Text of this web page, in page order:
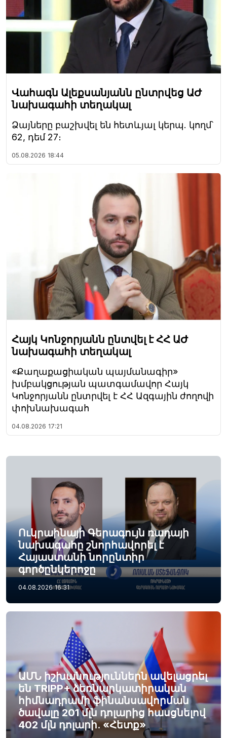
Վահագն Ալեքսանյանն ընտրվեց ԱԺ
նախագահի տեղակալ
Ձայները բաշխվել են հետևյալ կերպ. կողմ՝
62, դեմ 27։
05.08.2026 18:44
Հայկ Կոնջորյանն ընտվել է ՀՀ ԱԺ
նախագահի տեղակալ
«Քաղաքացիական պայմանագիր»
խմբակցության պատգամավոր Հայկ
Կոնջորյանն ընտրվել է ՀՀ Ազգային ժողովի
փոխնախագահ
04.08.2026 17:21
Ուկրաինայի Գերագույն ռադայի
նախագահը շնորհավորել է
Հայաստանի նորընտիր
գործընկերոջը
04.08.2026 16:31
ԱՄՆ իշխանություններն ավելացրել
են TRIPP+ ձեռնարկատիրական
հիմնադրամի ֆինանսավորման
ծավալը 201 մլն դոլարից հասցնելով
402 մլն դոլարի. «Հետք»